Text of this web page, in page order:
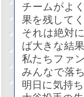
チームがよ
果を残して
それは絶対
ば大きな結
私たちファ
みんなで落
明日に気持